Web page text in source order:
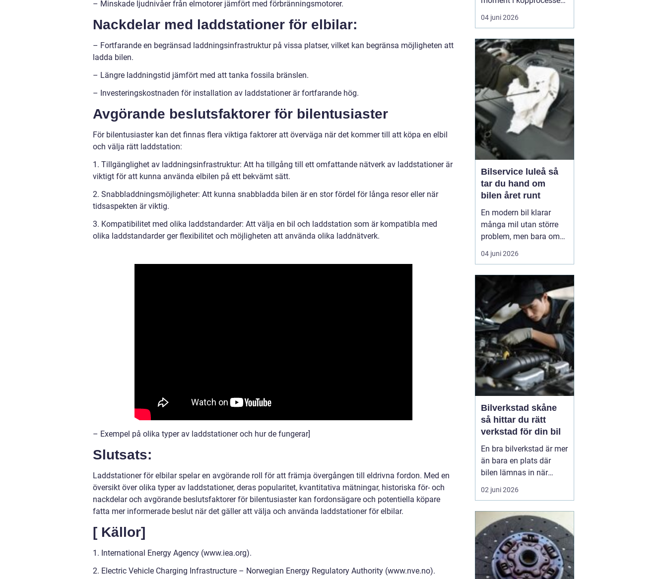
– Minskade ljudnivåer från elmotorer jämfört med förbränningsmotorer.
Nackdelar med laddstationer för elbilar:
– Fortfarande en begränsad laddningsinfrastruktur på vissa platser, vilket kan begränsa möjligheten att
ladda bilen.
– Längre laddningstid jämfört med att tanka fossila bränslen.
– Investeringskostnaden för installation av laddstationer är fortfarande hög.
Avgörande beslutsfaktorer för bilentusiaster
För bilentusiaster kan det finnas flera viktiga faktorer att överväga när det kommer till att köpa en elbil
och välja rätt laddstation:
1. Tillgänglighet av laddningsinfrastruktur: Att ha tillgång till ett omfattande nätverk av laddstationer är
viktigt för att kunna använda elbilen på ett bekvämt sätt.
2. Snabbladdningsmöjligheter: Att kunna snabbladda bilen är en stor fördel för långa resor eller när
tidsaspekten är viktig.
3. Kompatibilitet med olika laddstandarder: Att välja en bil och laddstation som är kompatibla med
olika laddstandarder ger flexibilitet och möjligheten att använda olika laddnätverk.
– Exempel på olika typer av laddstationer och hur de fungerar]
Slutsats:
Laddstationer för elbilar spelar en avgörande roll för att främja övergången till eldrivna fordon. Med en
översikt över olika typer av laddstationer, deras popularitet, kvantitativa mätningar, historiska för- och
nackdelar och avgörande beslutsfaktorer för bilentusiaster kan fordonsägare och potentiella köpare
fatta mer informerade beslut när det gäller att välja och använda laddstationer för elbilar.
[ Källor]
1. International Energy Agency (www.iea.org).
2. Electric Vehicle Charging Infrastructure – Norwegian Energy Regulatory Authority (www.nve.no).
men det handlar om mer
än bara estetik. Bilfärg
vetenskap och konst,
med en lång historia där
varje kulör b&...
04 juni 2026
Bilservice luleå så
tar du hand om
bilen året runt
En modern bil klarar
många mil utan större
problem, men bara om
service och underhåll
sköts i tid. I ett klimat
kalla vintrar, saltade
vägar och snabba
skiftningar i temperatur,
ställs bilen inför extra
hårda påfrestningar.
Därfö...
04 juni 2026
Bilverkstad skåne
så hittar du rätt
verkstad för din bil
En bra bilverkstad är mer
än bara en plats där
bilen lämnas in när
något går sönder. För
många bilägare i Skåne
verkstad om trygghet,
vardagslogistik och i
längden också om
ekonomi. En bil som
servas regelbundet håller
02 juni 2026